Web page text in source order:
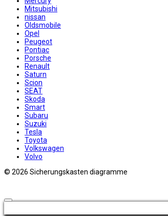
Mitsubishi
nissan
Oldsmobile
Opel
Peugeot
Pontiac
Porsche
Renault
Saturn
Scion
SEAT
Skoda
Smart
Subaru
Suzuki
Tesla
Toyota
Volkswagen
Volvo
© 2026 Sicherungskasten diagramme